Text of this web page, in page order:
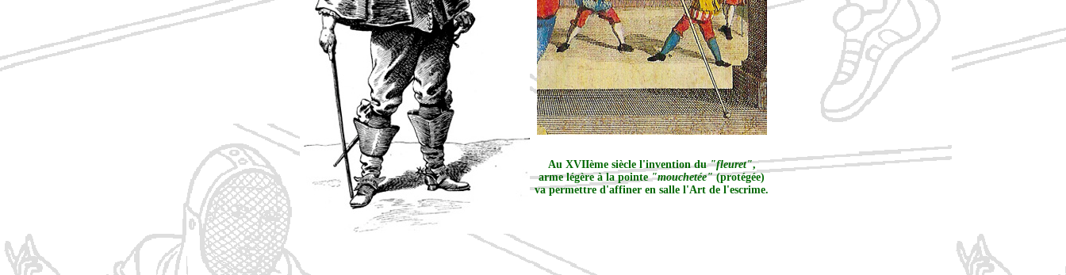
Au XVIIème siècle l'invention du"fleuret",
arme légère à la pointe"mouchetée"(protégée)
va permettre d'affiner en salle l'Art de l'escrime.